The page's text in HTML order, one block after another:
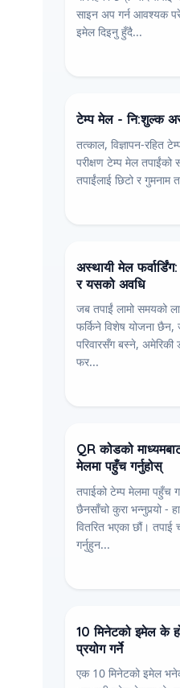
साइन अप गर्न आवश्यक
इमेल दिइनु हुँदै...
टेम्प मेल - नि:शुल्क
तत्काल, विज्ञापन-रहित
परीक्षण टेम्प मेल तपाईंको
तपाईंलाई छिटो र गुमनाम
अस्थायी मेल
र यसको अवधि
जब तपाईं लामो समयको
फर्किने विशेष योजना छैन,
परिवारसँग बस्ने,
फर...
QR कोडको
मेलमा पहुँच गर्नुहोस्
तपाईको टेम्प मेलमा पहुँच
छैनसाँचो कुरा भन्नुपर्‍यो -
वितरित भएका छौं। तपाई
गर्नुहुन...
10 मिनेटको इमेल के
प्रयोग गर्ने
एक 10 मिनेटको इमेल